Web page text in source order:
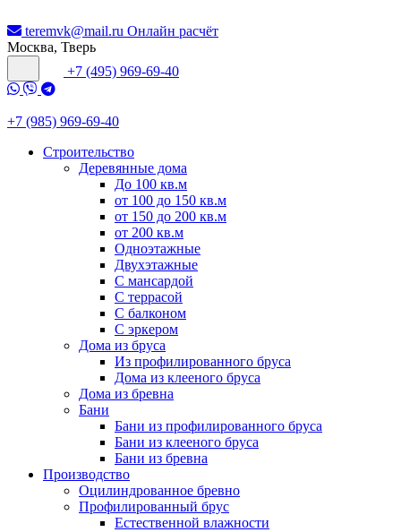
teremvk@mail.ru Онлайн расчёт
Москва, Тверь
+7 (495) 969-69-40
+7 (985) 969-69-40
Строительство
Деревянные дома
До 100 кв.м
от 100 до 150 кв.м
от 150 до 200 кв.м
от 200 кв.м
Одноэтажные
Двухэтажные
С мансардой
С террасой
С балконом
С эркером
Дома из бруса
Из профилированного бруса
Дома из клееного бруса
Дома из бревна
Бани
Бани из профилированного бруса
Бани из клееного бруса
Бани из бревна
Производство
Оцилиндрованное бревно
Профилированный брус
Естественной влажности